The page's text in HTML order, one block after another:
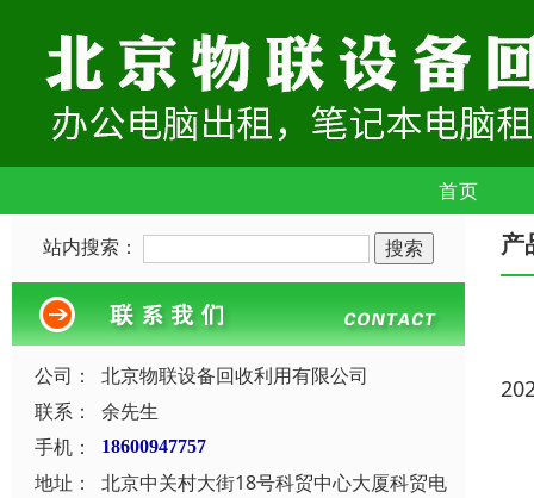
首页
站内搜索：
公司：
北京物联设备回收利用有限公司
联系：
余先生
手机：
18600947757
地址：
北京中关村大街18号科贸中心大厦科贸电
产